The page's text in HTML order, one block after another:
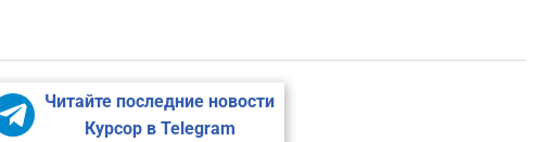
Читайте последние новости
Курсор в Telegram